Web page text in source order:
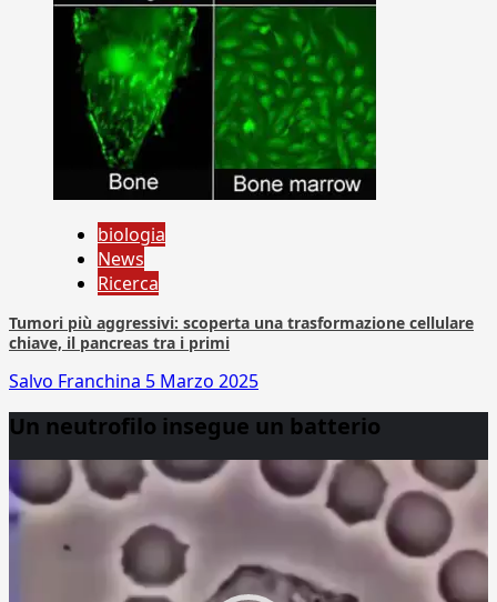
biologia
News
Ricerca
Tumori più aggressivi: scoperta una trasformazione cellulare
chiave, il pancreas tra i primi
Salvo Franchina 5 Marzo 2025
Un neutrofilo insegue un batterio
Player